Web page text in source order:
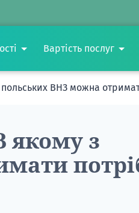
Вартість послуг
ВНЗ можна
якому з